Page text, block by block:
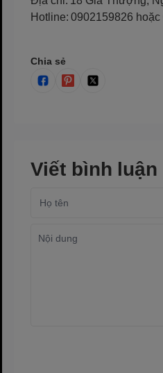
Hotline: 0902159826
Chia sẻ
Viết bình luận